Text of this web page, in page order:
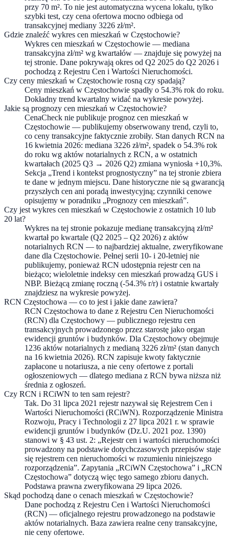
przy 70 m². To nie jest automatyczna wycena lokalu, tylko
szybki test, czy cena ofertowa mocno odbiega od
transakcyjnej mediany 3226 zł/m².
Gdzie znaleźć wykres cen mieszkań w Częstochowie?
Wykres cen mieszkań w Częstochowie — mediana
transakcyjna zł/m² wg kwartałów — znajduje się powyżej na
tej stronie. Dane pokrywają okres od Q2 2025 do Q2 2026 i
pochodzą z Rejestru Cen i Wartości Nieruchomości.
Czy ceny mieszkań w Częstochowie rosną czy spadają?
Ceny mieszkań w Częstochowie spadły o 54.3% rok do roku.
Dokładny trend kwartalny widać na wykresie powyżej.
Jakie są prognozy cen mieszkań w Częstochowie?
CenaCheck nie publikuje prognoz cen mieszkań w
Częstochowie — publikujemy obserwowany trend, czyli to,
co ceny transakcyjne faktycznie zrobiły. Stan danych RCN na
16 kwietnia 2026: mediana 3226 zł/m², spadek o 54.3% rok
do roku wg aktów notarialnych z RCN, a w ostatnich
kwartałach (2025 Q3 → 2026 Q2) zmiana wyniosła +10,3%.
Sekcja „Trend i kontekst prognostyczny” na tej stronie zbiera
te dane w jednym miejscu. Dane historyczne nie są gwarancją
przyszłych cen ani poradą inwestycyjną; czynniki cenowe
opisujemy w poradniku „Prognozy cen mieszkań”.
Czy jest wykres cen mieszkań w Częstochowie z ostatnich 10 lub
20 lat?
Wykres na tej stronie pokazuje medianę transakcyjną zł/m²
kwartał po kwartale (Q2 2025 – Q2 2026) z aktów
notarialnych RCN — to najbardziej aktualne, zweryfikowane
dane dla Częstochowie. Pełnej serii 10- i 20-letniej nie
publikujemy, ponieważ RCN udostępnia rejestr cen na
bieżąco; wieloletnie indeksy cen mieszkań prowadzą GUS i
NBP. Bieżącą zmianę roczną (-54.3% r/r) i ostatnie kwartały
znajdziesz na wykresie powyżej.
RCN Częstochowa — co to jest i jakie dane zawiera?
RCN Częstochowa to dane z Rejestru Cen Nieruchomości
(RCN) dla Częstochowy — publicznego rejestru cen
transakcyjnych prowadzonego przez starostę jako organ
ewidencji gruntów i budynków. Dla Częstochowy obejmuje
1236 aktów notarialnych z medianą 3226 zł/m² (stan danych
na 16 kwietnia 2026). RCN zapisuje kwoty faktycznie
zapłacone u notariusza, a nie ceny ofertowe z portali
ogłoszeniowych — dlatego mediana z RCN bywa niższa niż
średnia z ogłoszeń.
Czy RCN i RCiWN to ten sam rejestr?
Tak. Do 31 lipca 2021 rejestr nazywał się Rejestrem Cen i
Wartości Nieruchomości (RCiWN). Rozporządzenie Ministra
Rozwoju, Pracy i Technologii z 27 lipca 2021 r. w sprawie
ewidencji gruntów i budynków (Dz.U. 2021 poz. 1390)
stanowi w § 43 ust. 2: „Rejestr cen i wartości nieruchomości
prowadzony na podstawie dotychczasowych przepisów staje
się rejestrem cen nieruchomości w rozumieniu niniejszego
rozporządzenia”. Zapytania „RCiWN Częstochowa” i „RCN
Częstochowa” dotyczą więc tego samego zbioru danych.
Podstawa prawna zweryfikowana 29 lipca 2026.
Skąd pochodzą dane o cenach mieszkań w Częstochowie?
Dane pochodzą z Rejestru Cen i Wartości Nieruchomości
(RCN) — oficjalnego rejestru prowadzonego na podstawie
aktów notarialnych. Baza zawiera realne ceny transakcyjne,
nie ceny ofertowe.